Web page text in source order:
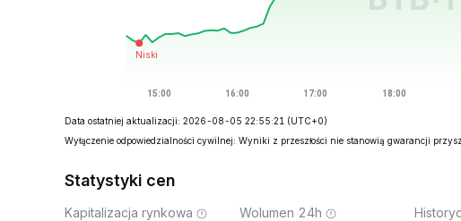
Data ostatniej aktualizacji: 2026-08-05 22:55:21 (UTC+0)
Wyłączenie odpowiedzialności cywilnej: Wyniki z przeszłości nie stanowią gwarancji
Statystyki cen
Kapitalizacja rynkowa Wolumen 24h